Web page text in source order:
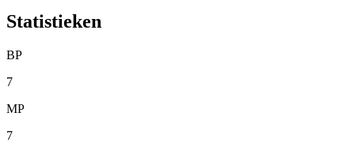
Statistieken
BP
7
MP
7